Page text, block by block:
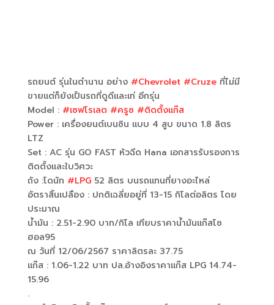
รถยนต์ รุ่นในตำนาน อย่าง #Chevrolet #Cruzeที่ไม่มี
ขายแต่ก็ยังเป็นรถที่ดูดีและเท่ อีกรุ่น
Model : #เซฟโรเลต #ครูซ #ติดตั้งแก๊ส
Power : เครื่องยนต์เบนซิน แบบ 4 สูบ ขนาด 1.8 ลิตร
LTZ
Set : AC รุ่น GO FAST หัวฉีด Hana เอกสารรับรองการ
ติดตั้งและใบวิศวะ
ถัง :โดนัท #LPG52 ลิตร บนรถแทนที่ยางอะไหล่
อัตราสิ้นเปลือง : ปกติเฉลี่ยอยู่ที่ 13-15 กิโลต่อลิตร โดย
ประมาณ
น้ำมัน : 2.51-2.90 บาท/กิโล เทียบราคาน้ำมันแก๊สโซ
ฮอล95
ณ วันที่ 12/06/2567 ราคาลิตรละ 37.75
แก๊ส : 1.06-1.22 บาท ปล.อ้างอิงราคาแก๊ส LPG 14.74-
15.96
.